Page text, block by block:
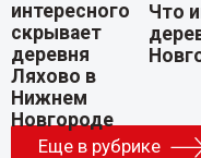
Что
Еще в рубрике